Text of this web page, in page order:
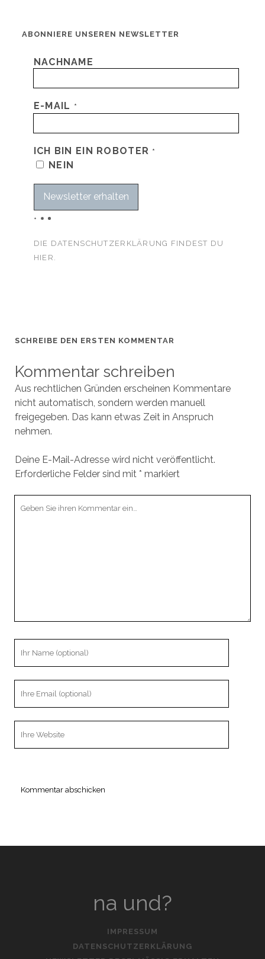
ABONNIERE UNSEREN NEWSLETTER
NACHNAME
E-MAIL *
ICH BIN EIN ROBOTER *
NEIN
DIE DATENSCHUTZERKLÄRUNG FINDEST DU
HIER.
SCHREIBE DEN ERSTEN KOMMENTAR
Kommentar schreiben
Aus rechtlichen Gründen erscheinen Kommentare
nicht automatisch, sondern werden manuell
freigegeben. Das kann etwas Zeit in Anspruch
nehmen.
Deine E-Mail-Adresse wird nicht veröffentlicht.
Erforderliche Felder sind mit * markiert
na und?
IMPRESSUM
DATENSCHUTZERKLÄRUNG